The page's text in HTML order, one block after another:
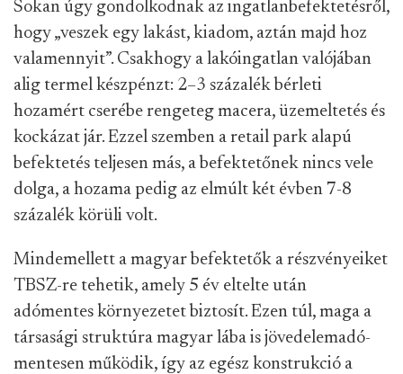
Sokan úgy gondolkodnak az ingatlanbefektetésről,
hogy „veszek egy lakást, kiadom, aztán majd hoz
valamennyit”. Csakhogy a lakóingatlan valójában
alig termel készpénzt: 2–3 százalék bérleti
hozamért cserébe rengeteg macera, üzemeltetés és
kockázat jár. Ezzel szemben a retail park alapú
befektetés teljesen más, a befektetőnek nincs vele
dolga, a hozama pedig az elmúlt két évben 7-8
százalék körüli volt.
Mindemellett a magyar befektetők a részvényeiket
TBSZ-re tehetik, amely 5 év eltelte után
adómentes környezetet biztosít. Ezen túl, maga a
társasági struktúra magyar lába is jövedelemadó-
mentesen működik, így az egész konstrukció a